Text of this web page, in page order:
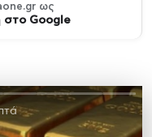
ως
στο Google